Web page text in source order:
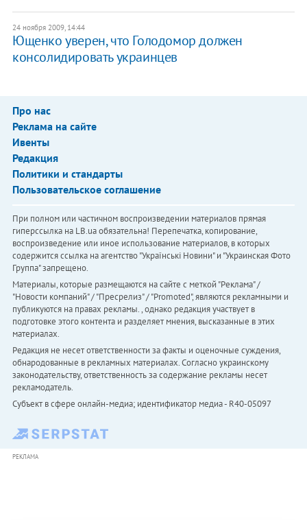
24 ноября 2009, 14:44
Ющенко уверен, что Голодомор должен
консолидировать украинцев
Про нас
Реклама на сайте
Ивенты
Редакция
Политики и стандарты
Пользовательское соглашение
При полном или частичном воспроизведении материалов прямая
гиперссылка на LB.ua обязательна! Перепечатка, копирование,
воспроизведение или иное использование материалов, в которых
содержится ссылка на агентство "Українськi Новини" и "Украинская Фото
Группа" запрещено.
Материалы, которые размещаются на сайте с меткой "Реклама" /
"Новости компаний" / "Пресрелиз" / "Promoted", являются рекламными и
публикуются на правах рекламы. , однако редакция участвует в
подготовке этого контента и разделяет мнения, высказанные в этих
материалах.
Редакция не несет ответственности за факты и оценочные суждения,
обнародованные в рекламных материалах. Согласно украинскому
законодательству, ответственность за содержание рекламы несет
рекламодатель.
Субъект в сфере онлайн-медиа; идентификатор медиа - R40-05097
РЕКЛАМА